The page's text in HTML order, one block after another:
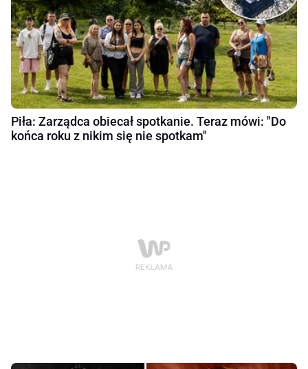
Piła: Zarządca obiecał spotkanie. Teraz mówi: "Do
końca roku z nikim się nie spotkam"